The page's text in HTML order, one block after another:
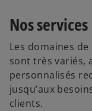
Nos services
Les domaines
sont très variés,
personnalisés
jusqu’aux
clients.